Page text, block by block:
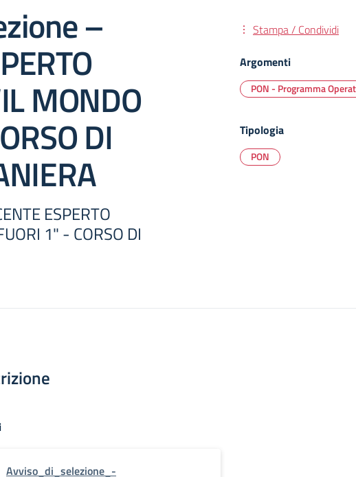
–
MONDO
DI
ESPERTO
1" - CORSO DI
Stampa / Condividi
Argomenti
PON - Programma
Tipologia
PON
Avviso_di_selezione_-